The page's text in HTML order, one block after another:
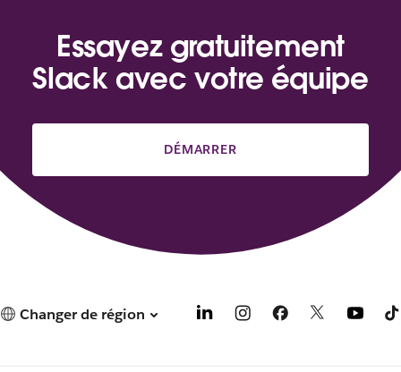
Essayez gratuitement
Slack avec votre équipe
DÉMARRER
Changer de région